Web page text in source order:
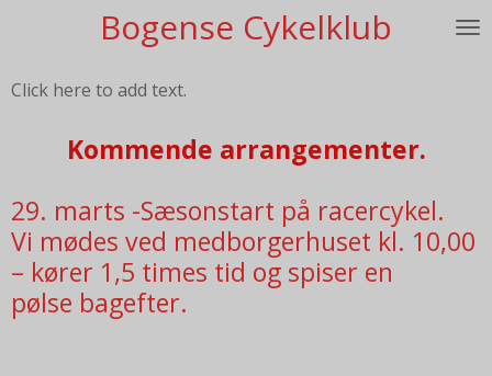
Bogense Cykelklub
Click here to add text.
Kommende arrangementer.
29. marts -Sæsonstart på racercykel.
Vi mødes ved medborgerhuset kl. 10,00
– kører 1,5 times tid og spiser en
pølse bagefter.